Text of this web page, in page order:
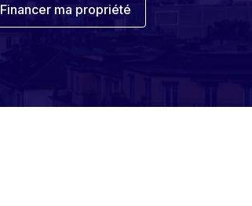
Financer ma propriété